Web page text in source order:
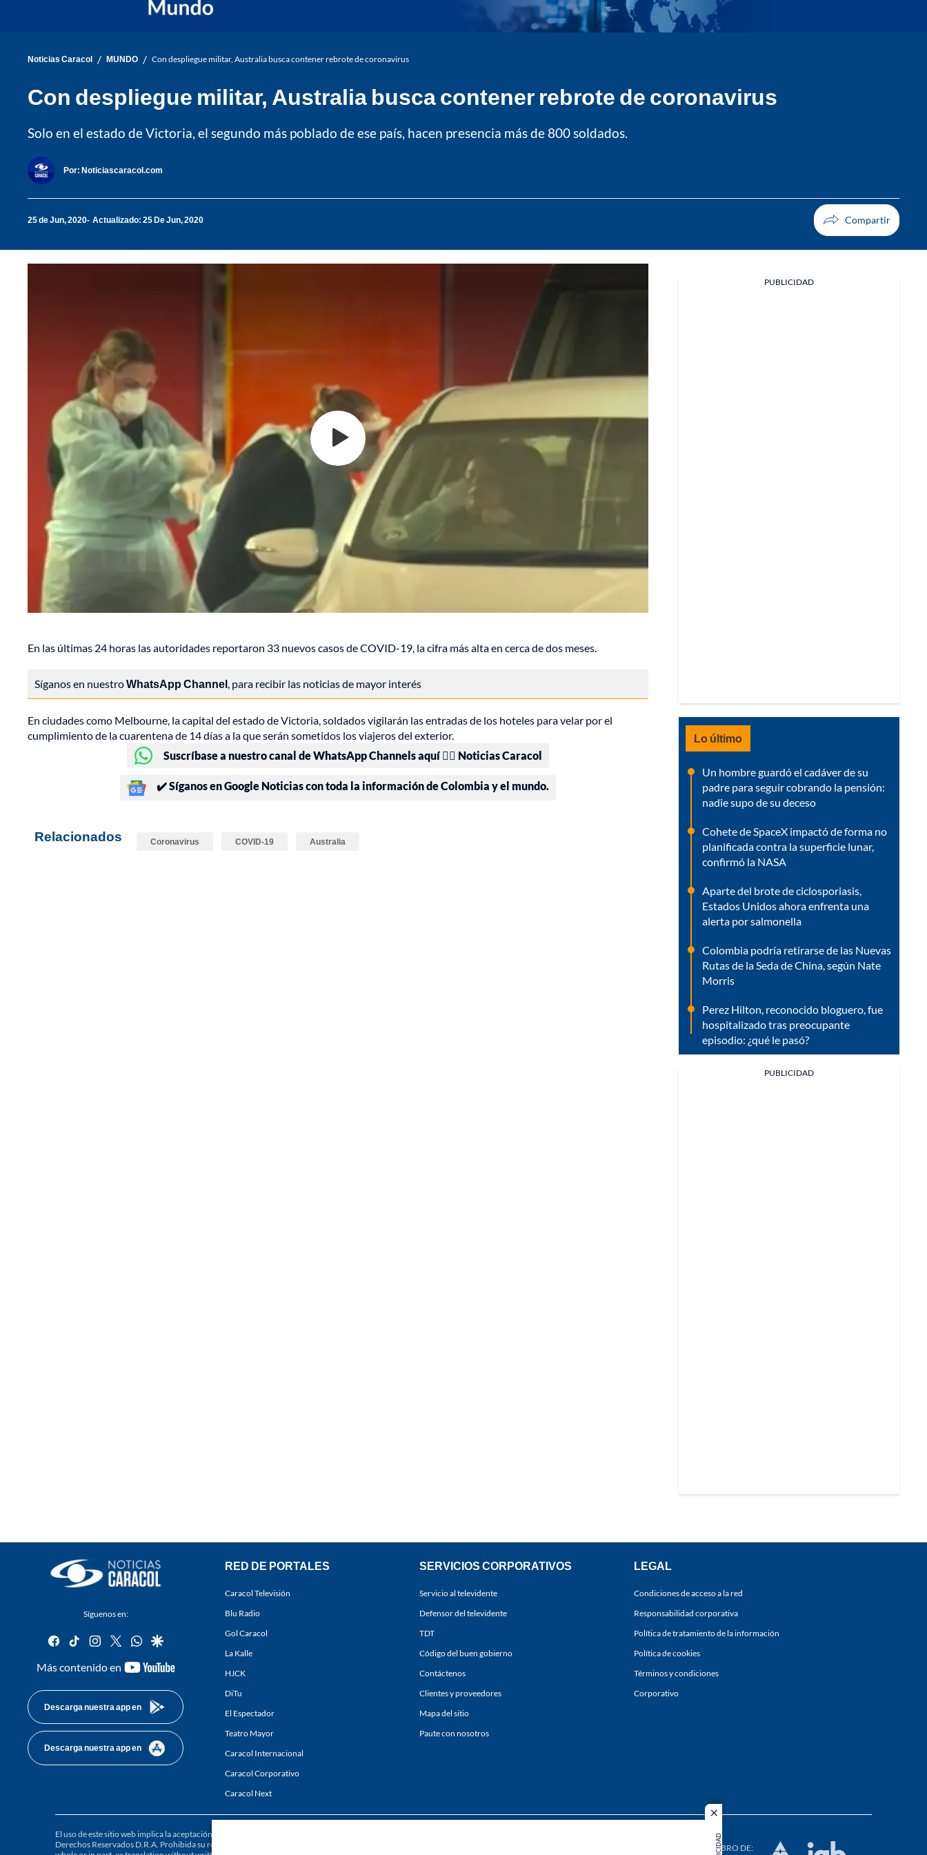
close
Noticias Caracol / MUNDO / Con despliegue militar, Australia busca contener rebrote de coronavirus
Con despliegue militar, Australia busca contener rebrote de coronavirus
Solo en el estado de Victoria, el segundo más poblado de ese país, hacen presencia más de 800 soldados.
Por: Noticiascaracol.com
25 de Jun, 2020 Actualizado: 25 De Jun, 2020
En las últimas 24 horas las autoridades reportaron 33 nuevos casos de COVID-19, la cifra más alta en cerca de dos meses.
Síganos en nuestroWhatsApp Channel, para recibir las noticias de mayor interés
En ciudades como Melbourne, la capital del estado de Victoria, soldados vigilarán las entradas de los hoteles para velar por el
cumplimiento de la cuarentena de 14 días a la que serán sometidos los viajeros del exterior.
Suscríbase a nuestro canal de WhatsApp Channels aquí 👉🏻 Noticias Caracol
✔️ Síganos en Google Noticias con toda la información de Colombia y el mundo.
Relacionados Coronavirus COVID-19 Australia
PUBLICIDAD
Lo último
Un hombre guardó el cadáver de su
padre para seguir cobrando la pensión:
nadie supo de su deceso
Cohete de SpaceX impactó de forma no
planificada contra la superficie lunar,
confirmó la NASA
Aparte del brote de ciclosporiasis,
Estados Unidos ahora enfrenta una
alerta por salmonella
Colombia podría retirarse de las Nuevas
Rutas de la Seda de China, según Nate
Morris
Perez Hilton, reconocido bloguero, fue
hospitalizado tras preocupante
episodio: ¿qué le pasó?
PUBLICIDAD
Síguenos en:
facebook
tiktok instagram
twitterwhatsapp
google
Más contenido en
youtube-
Descarga nuestra app en
Descarga nuestra app en
RED DE PORTALES
Caracol Televisión
Blu Radio
Gol Caracol
La Kalle
HJCK
DiTu
El Espectador
Teatro Mayor
Caracol Internacional
Caracol Corporativo
Caracol Next
SERVICIOS CORPORATIVOS
Servicio al televidente
Defensor del televidente
TDT
Código del buen gobierno
Contáctenos
Clientes y proveedores
Mapa del sitio
Paute con nosotros
LEGAL
Condiciones de acceso a la red
Responsabilidad corporativa
Política de tratamiento de la información
Política de cookies
Términos y condiciones
Corporativo
El uso de este sitio web implica la aceptación de los
Derechos Reservados D.R.A. Prohibida su reproducción total o parcial, así como su traducción a cualquier idioma sin autorización escrita de su titular. Reproduction in
MIEMBRO DE: